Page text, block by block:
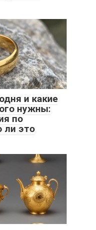
и какие
нужны:
по
ли это